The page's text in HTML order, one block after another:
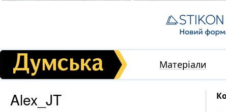
Матеріали
Alex_JT